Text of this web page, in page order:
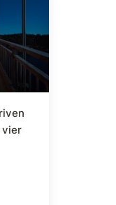
vier